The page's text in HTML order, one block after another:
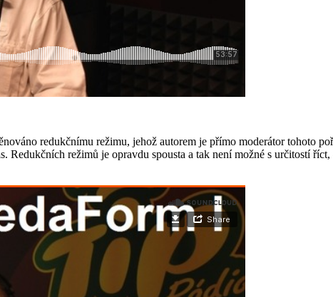
redukčnímu režimu, jehož autorem je přímo moderátor tohoto
Redukčních režimů je opravdu spousta a tak není možné s určitostí